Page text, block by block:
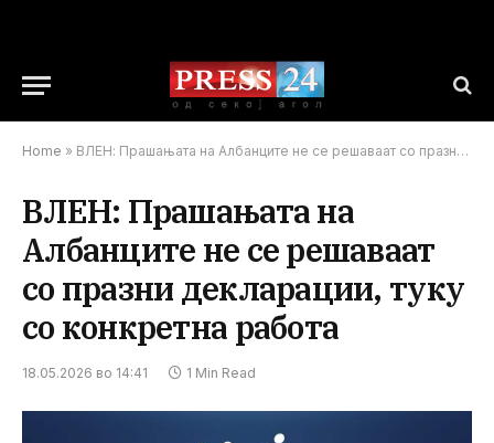
Home » ВЛЕН: Прашањата на Албанците не се решаваат со празни декларации, туку со конкретна работа
ВЛЕН: Прашањата на
Албанците не се решаваат
со празни декларации, туку
со конкретна работа
18.05.2026 во 14:41 1 Min Read